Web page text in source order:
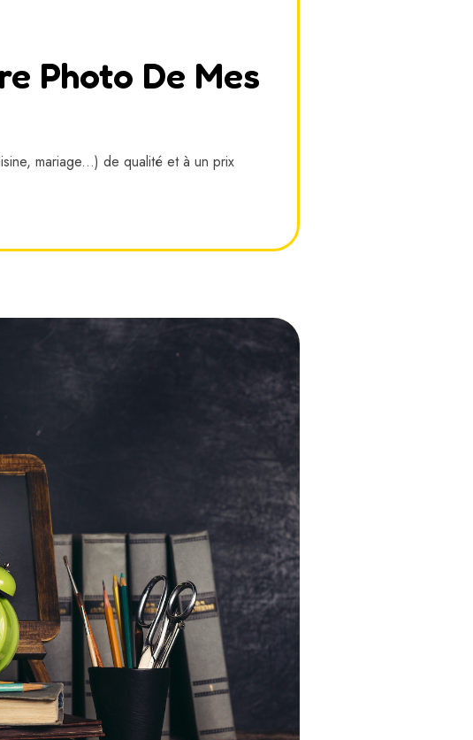
Photo De Mes
mariage...) de qualité et à un prix